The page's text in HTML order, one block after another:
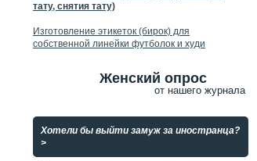
тату, снятия тату)
Изготовление этикеток (бирок) для
собственной линейки футболок и худи
Женский опрос
от нашего журнала
Хотели бы выйти замуж за иностранца?
>